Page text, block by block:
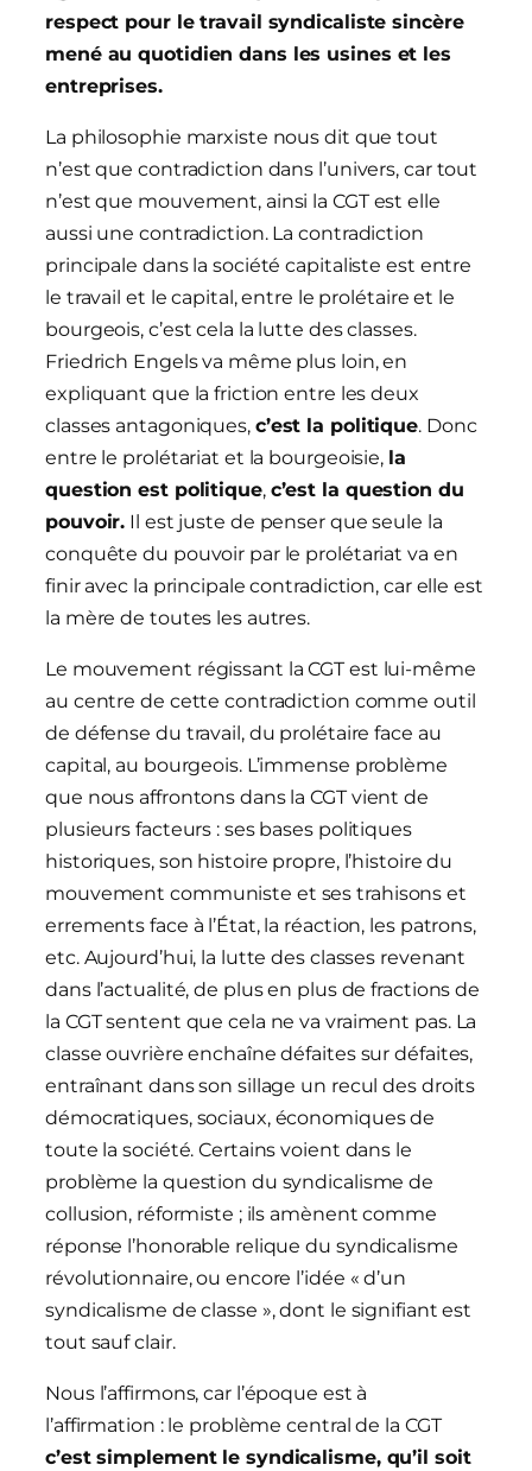
respect pour le travail syndicaliste sincère
mené au quotidien dans les usines et les
entreprises.
La philosophie marxiste nous dit que tout
n’est que contradiction dans l’univers, car tout
n’est que mouvement, ainsi la CGT est elle
aussi une contradiction. La contradiction
principale dans la société capitaliste est entre
le travail et le capital, entre le prolétaire et le
bourgeois, c’est cela la lutte des classes.
Friedrich Engels va même plus loin, en
expliquant que la friction entre les deux
classes antagoniques, c’est la politique. Donc
entre le prolétariat et la bourgeoisie, la
question est politique, c’est la question du
pouvoir. Il est juste de penser que seule la
conquête du pouvoir par le prolétariat va en
finir avec la principale contradiction, car elle est
la mère de toutes les autres.
Le mouvement régissant la CGT est lui-même
au centre de cette contradiction comme outil
de défense du travail, du prolétaire face au
capital, au bourgeois. L’immense problème
que nous affrontons dans la CGT vient de
plusieurs facteurs : ses bases politiques
historiques, son histoire propre, l’histoire du
mouvement communiste et ses trahisons et
errements face à l’État, la réaction, les patrons,
etc. Aujourd’hui, la lutte des classes revenant
dans l’actualité, de plus en plus de fractions de
la CGT sentent que cela ne va vraiment pas. La
classe ouvrière enchaîne défaites sur défaites,
entraînant dans son sillage un recul des droits
démocratiques, sociaux, économiques de
toute la société. Certains voient dans le
problème la question du syndicalisme de
collusion, réformiste ; ils amènent comme
réponse l’honorable relique du syndicalisme
révolutionnaire, ou encore l’idée « d’un
syndicalisme de classe », dont le signifiant est
tout sauf clair.
Nous l’affirmons, car l’époque est à
l’affirmation : le problème central de la CGT
c’est simplement le syndicalisme, qu’il soit